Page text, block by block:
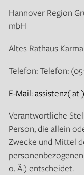
Hannover Region
mbH
Altes Rathaus
Telefon: Telefon:
E-Mail: assistenz( at
Verantwortliche
Person, die allein
Zwecke und Mittel
o. Ä.) entscheidet.